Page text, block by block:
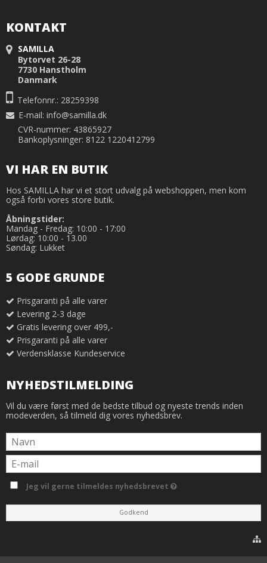
KONTAKT
SAMILLA
Bytorvet 26-28
7730 Hanstholm
Danmark
Telefonnr.: 28259398
E-mail: info@samilla.dk
CVR-nummer: 43865927
Bankoplysninger: 8122 1220412799
VI HAR EN BUTIK
Hos SAMILLA har vi et stort udvalg på webshoppen, men kom
også forbi vores store butik.
Åbningstider:
Mandag - Fredag: 10:00 - 17:00
Lørdag: 10:00 - 13.00
Søndag: Lukket
5 GODE GRUNDE
Prisgaranti på alle varer
Levering 2-3 dage
Gratis levering over 499,-
Prisgaranti på alle varer
Verdensklasse Kundeservice
NYHEDSTILMELDING
Vil du være først med de bedste tilbud og nyeste trends inden
modeverden, så tilmeld dig vores nyhedsbrev.
Jeg vil gerne tilmeldes nyhedsbrevet
Godkend